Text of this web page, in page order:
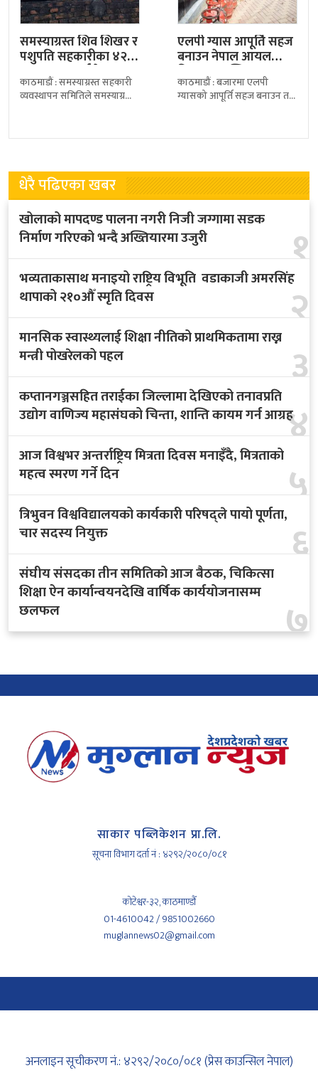
समस्याग्रस्त शिव शिखर र
पशुपति सहकारीका ४२
साना बचतकर्ताले पाए…
काठमाडौं : समस्याग्रस्त सहकारी
व्यवस्थापन समितिले समस्याग्रस्त
फिर्ता गर्न थालेको छ।
एलपी ग्यास आपूर्ति सहज
बनाउन नेपाल आयल
निगमद्वारा ‘क्विक
रेस्पोन्स…
काठमाडौं : बजारमा एलपी
ग्यासको आपूर्ति सहज बनाउन तथा
नेपाल आयल निगमले
धेरै पढिएका खबर
१
खोलाको मापदण्ड पालना नगरी निजी जग्गामा सडक
निर्माण गरिएको भन्दै अख्तियारमा उजुरी
२
भव्यताकासाथ मनाइयो राष्ट्रिय विभूति वडाकाजी अमरसिंह
थापाको २१०औँ स्मृति दिवस
३
मानसिक स्वास्थ्यलाई शिक्षा नीतिको प्राथमिकतामा राख्न
मन्त्री पोखरेलको पहल
४
कप्तानगञ्जसहित तराईका जिल्लामा देखिएको तनावप्रति
उद्योग वाणिज्य महासंघको चिन्ता, शान्ति कायम गर्न आग्रह
५
आज विश्वभर अन्तर्राष्ट्रिय मित्रता दिवस मनाइँदै, मित्रताको
महत्व स्मरण गर्ने दिन
६
त्रिभुवन विश्वविद्यालयको कार्यकारी परिषद्ले पायो पूर्णता,
चार सदस्य नियुक्त
७
संघीय संसदका तीन समितिको आज बैठक, चिकित्सा
शिक्षा ऐन कार्यान्वयनदेखि वार्षिक कार्ययोजनासम्म
छलफल
साकार पब्लिकेशन प्रा.लि.
सूचना विभाग दर्ता नं : ४२९२/२०८०/०८१
कोटेश्वर-३२, काठमाण्डौँ
01-4610042 / 9851002660
muglannews02@gmail.com
अनलाइन सूचीकरण नं.: ४२९२/२०८०/०८१ (प्रेस काउन्सिल नेपाल)